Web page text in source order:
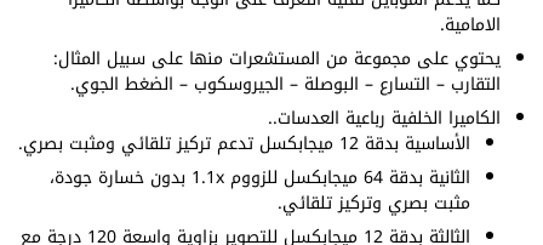
الامامية.
يحتوي على مجموعة من المستشعرات منها على سبيل المثال:
التقارب – التسارع – البوصلة – الجيروسكوب – الضغط الجوي.
الكاميرا الخلفية رباعية العدسات..
الأساسية بدقة 12 ميجابكسل تدعم تركيز تلقائي ومثبت بصري.
الثانية بدقة 64 ميجابكسل للزووم 1.1x بدون خسارة جودة،
مثبت بصري وتركيز تلقائي.
الثالثة بدقة 12 ميجابكسل للتصوير بزاوية واسعة 120 درجة مع